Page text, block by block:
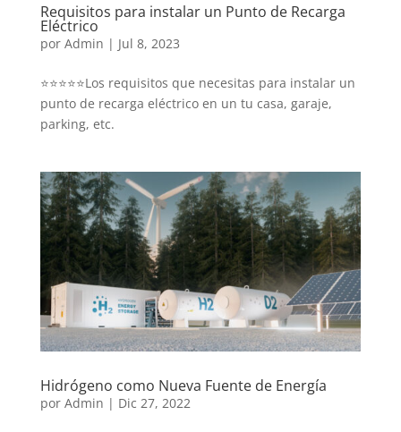
Requisitos para instalar un Punto de Recarga
Eléctrico
por Admin | Jul 8, 2023
⭐⭐⭐⭐⭐Los requisitos que necesitas para instalar un
punto de recarga eléctrico en un tu casa, garaje,
parking, etc.
Hidrógeno como Nueva Fuente de Energía
por Admin | Dic 27, 2022